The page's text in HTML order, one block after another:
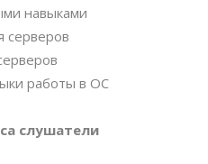
навыками
серверов
работы в ОС
слушатели